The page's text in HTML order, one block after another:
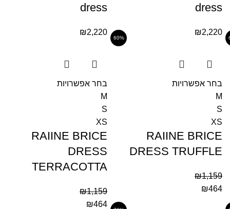
dress
₪2,220
dress
₪2,220
בחר אפשרויות
M
S
XS
RAIINE BRICE
DRESS TRUFFLE
₪1,159
₪464
60%
בחר אפשרויות
M
S
XS
RAIINE BRICE
DRESS
TERRACOTTA
₪1,159
₪464